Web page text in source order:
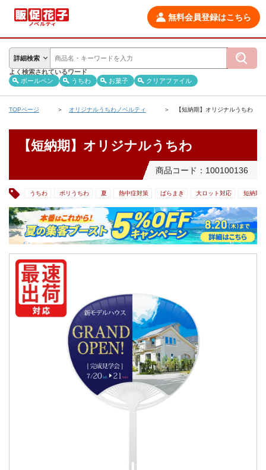
無料会員登録はこちら
詳細検索
よく検索されているワード
ボールペン
うちわ お菓子 クリアファイル
TOPページ オリジナルうちわノベルティ 【短納期】オリジナルうちわ
【短納期】オリジナルうちわ
商品コード：100100136
うちわ ポリうちわ 夏 熱中症対策 ばらまき 大ロット対応 短納期